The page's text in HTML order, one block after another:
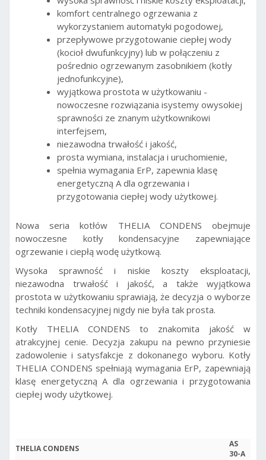
komfort centralnego ogrzewania z
wykorzystaniem automatyki pogodowej,
przepływowe przygotowanie ciepłej wody
(kocioł dwufunkcyjny) lub w połączeniu z
pośrednio ogrzewanym zasobnikiem (kotły
jednofunkcyjne),
wyjątkowa prostota w użytkowaniu -
nowoczesne rozwiązania isystemy owysokiej
sprawności ze znanym użytkownikowi
interfejsem,
niezawodna trwałość i jakość,
prosta wymiana, instalacja i uruchomienie,
spełnia wymagania ErP, zapewnia klasę
energetyczną A dla ogrzewania i
przygotowania ciepłej wody użytkowej.
Nowa seria kotłów THELIA CONDENS obejmuje
nowoczesne kotły kondensacyjne zapewniające
ogrzewanie i ciepłą wodę użytkową.
Wysoka sprawność i niskie koszty eksploatacji,
niezawodna trwałość i jakość, a także wyjątkowa
prostota w użytkowaniu sprawiają, że decyzja o wyborze
techniki kondensacyjnej nigdy nie była tak prosta.
Kotły THELIA CONDENS to znakomita jakość w
atrakcyjnej cenie. Decyzja zakupu na pewno przyniesie
zadowolenie i satysfakcje z dokonanego wyboru. Kotły
THELIA CONDENS spełniają wymagania ErP, zapewniają
klasę energetyczną A dla ogrzewania i przygotowania
ciepłej wody użytkowej.
THELIA CONDENS
AS
30-A